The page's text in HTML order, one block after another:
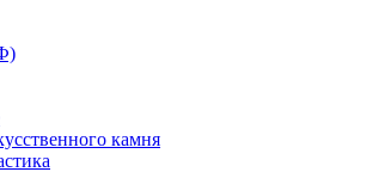
камня